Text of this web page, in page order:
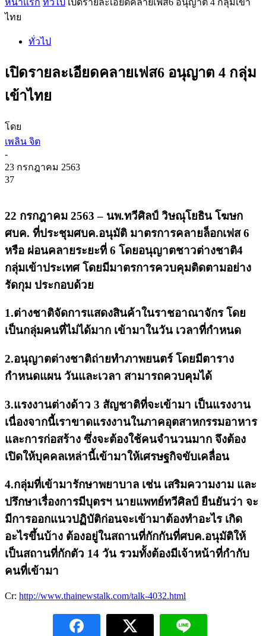
หน้าแรก ทั่วไป เปิดรายละเอียดคลายเฟส6 อนุญาต 4 กลุ่มเข้า
ไทย
ทั่วไป
เปิดรายละเอียดคลายเฟส6 อนุญาต 4 กลุ่ม
เข้าไทย
โดย
เพลิน จิต
-
23 กรกฎาคม 2563
37
22 กรกฎาคม 2563 – นพ.ทวีศิลป์ วิษณุโยธิน โฆษก
ศบค. ที่ประชุมศบค.อนุมัติ มาตรการคลายล็อกเฟส 6
หรือ ผ่อนคลายระยะที่ 6 โดยอนุญาตชาวต่างชาติ4
กลุ่มเข้าประเทศ โดยมีมาตรการควบคุมติดตามอย่าง
รัดกุม ประกอบด้วย
1.ต่างชาติจัดการแสดงสินค้าในราชอาณาจักร โดย
เป็นกลุ่มคนที่ไม่ได้มาก เข้ามาในวัน เวลาที่กำหนด
2.อนุญาตต่างชาติถ่ายทำภาพยนตร์ โดยมีตาราง
กำหนดแผน วันและเวลา สามารถควบคุมได้
3.แรงงานต่างด้าว 3 สัญชาติที่จะเข้ามา เป็นแรงงาน
เนื่องจากนี้เราขาดแรงงานในภาคอุตสาหกรรมอาหาร
และการก่อสร้าง ซึ่งจะต้องใช้คนจำนวนมาก จึงต้อง
เปิดให้บุคคลเหล่านี้เข้ามาให้เศรษฐกิจขับเคลื่อน
4.กลุ่มที่เข้ามารักษาพยาบาล เช่น เสริมความงาม และ
ปรึกษาเรื่องการมีบุตรฯ นายแพทย์ทวีศิลป์ ยืนยันว่า จะ
มีการออกแนวปฏิบัติก่อนจะเข้ามาต้องทำอะไร เกิด
อะไรขึ้นบ้าง ต้องอยู่ในสถานที่กักกันที่ศบค.อนุมัติให้
เป็นสถานที่กักตัว 14 วัน รวมทั้งต้องมีเจ้าหน้าที่กำกับ
คนที่เข้ามา
Cr: http://www.thainewstalk.com/talk-4032.html